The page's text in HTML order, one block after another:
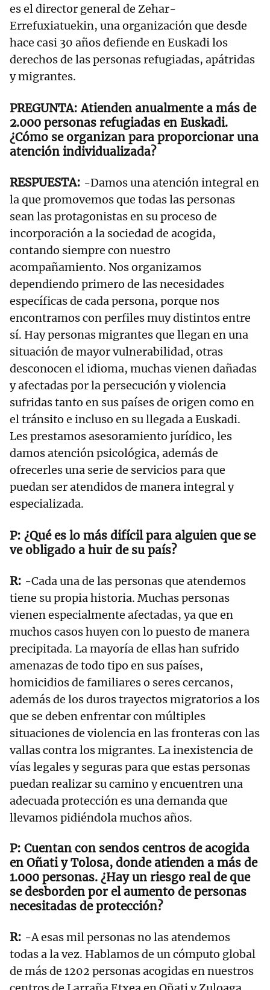
es el director general de Zehar-
Errefuxiatuekin, una organización que desde
hace casi 30 años defiende en Euskadi los
derechos de las personas refugiadas, apátridas
y migrantes.
Atienden anualmente a más de
2.000 personas refugiadas en Euskadi.
¿Cómo se organizan para proporcionar una
atención individualizada?
-Damos una atención integral en
la que promovemos que todas las personas
sean las protagonistas en su proceso de
incorporación a la sociedad de acogida,
contando siempre con nuestro
acompañamiento. Nos organizamos
dependiendo primero de las necesidades
específicas de cada persona, porque nos
encontramos con perfiles muy distintos entre
sí. Hay personas migrantes que llegan en una
situación de mayor vulnerabilidad, otras
desconocen el idioma, muchas vienen dañadas
y afectadas por la persecución y violencia
sufridas tanto en sus países de origen como en
el tránsito e incluso en su llegada a Euskadi.
Les prestamos asesoramiento jurídico, les
damos atención psicológica, además de
ofrecerles una serie de servicios para que
puedan ser atendidos de manera integral y
especializada.
¿Qué es lo más difícil para alguien que se
ve obligado a huir de su país?
-Cada una de las personas que atendemos
tiene su propia historia. Muchas personas
vienen especialmente afectadas, ya que en
muchos casos huyen con lo puesto de manera
precipitada. La mayoría de ellas han sufrido
amenazas de todo tipo en sus países,
homicidios de familiares o seres cercanos,
además de los duros trayectos migratorios a los
que se deben enfrentar con múltiples
situaciones de violencia en las fronteras con las
vallas contra los migrantes. La inexistencia de
vías legales y seguras para que estas personas
puedan realizar su camino y encuentren una
adecuada protección es una demanda que
llevamos pidiéndola muchos años.
Cuentan con sendos centros de acogida
en Oñati y Tolosa, donde atienden a más de
1.000 personas. ¿Hay un riesgo real de que
se desborden por el aumento de personas
necesitadas de protección?
-A esas mil personas no las atendemos
todas a la vez. Hablamos de un cómputo global
de más de 1202 personas acogidas en nuestros